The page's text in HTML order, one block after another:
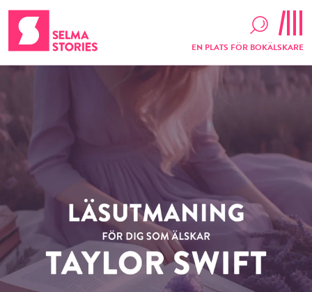
EN PLATS FÖR BOKÄLSKARE